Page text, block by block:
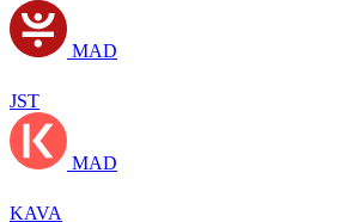
MAD
JST
MAD
KAVA